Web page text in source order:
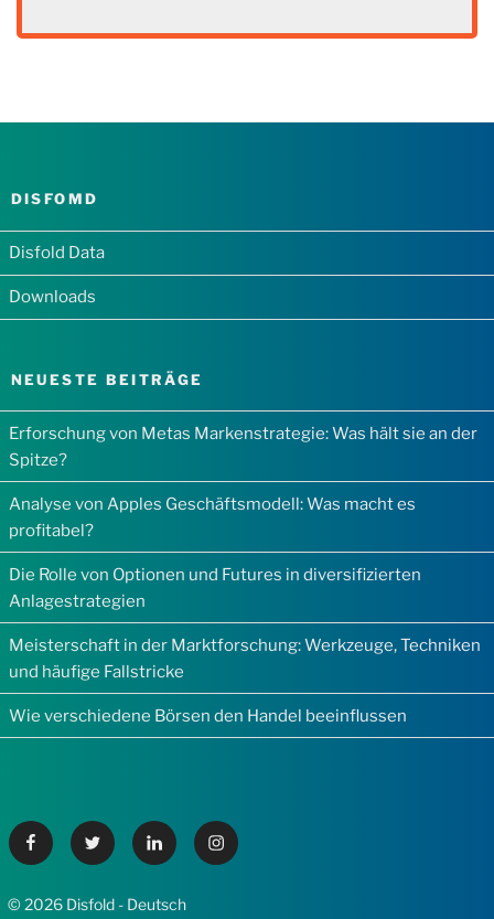
DISFOMD
Disfold Data
Downloads
NEUESTE BEITRÄGE
Erforschung von Metas Markenstrategie: Was hält sie an der
Spitze?
Analyse von Apples Geschäftsmodell: Was macht es
profitabel?
Die Rolle von Optionen und Futures in diversifizierten
Anlagestrategien
Meisterschaft in der Marktforschung: Werkzeuge, Techniken
und häufige Fallstricke
Wie verschiedene Börsen den Handel beeinflussen
FacebookTwitter LinkedinInstagram
© 2026 Disfold - Deutsch